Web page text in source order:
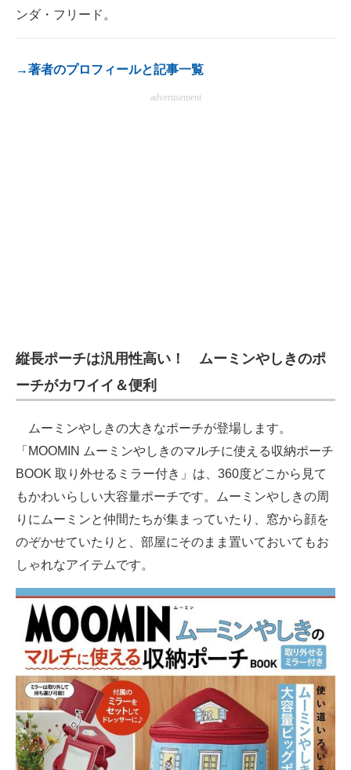
ンダ・フリード。
→著者のプロフィールと記事一覧
advertisement
縦長ポーチは汎用性高い！ ムーミンやしきのポ
ーチがカワイイ＆便利
ムーミンやしきの大きなポーチが登場します。
「MOOMIN ムーミンやしきのマルチに使える収納ポーチ
BOOK 取り外せるミラー付き」は、360度どこから見て
もかわいらしい大容量ポーチです。ムーミンやしきの周
りにムーミンと仲間たちが集まっていたり、窓から顔を
のぞかせていたりと、部屋にそのまま置いておいてもお
しゃれなアイテムです。